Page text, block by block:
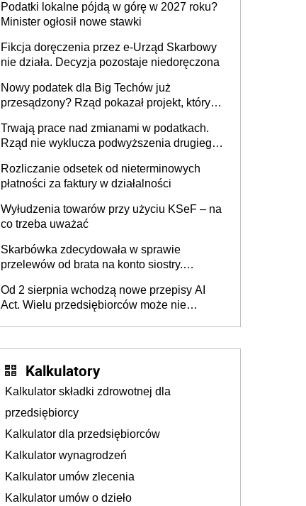
umowy cywilnoprawnej jedynym
racjonalnym wyjściem
Podatki lokalne pójdą w górę w 2027 roku?
Minister ogłosił nowe stawki
Fikcja doręczenia przez e-Urząd Skarbowy
nie działa. Decyzja pozostaje niedoręczona
Nowy podatek dla Big Techów już
przesądzony? Rząd pokazał projekt, który
Trwają prace nad zmianami w podatkach.
Rząd nie wyklucza podwyższenia drugiego
Rozliczanie odsetek od nieterminowych
płatności za faktury w działalności
Wyłudzenia towarów przy użyciu KSeF – na
co trzeba uważać
Skarbówka zdecydowała w sprawie
przelewów od brata na konto siostry.
darowizna, ale podatku jednak nie będzie
Od 2 sierpnia wchodzą nowe przepisy AI
Act. Wielu przedsiębiorców może nie
Kalkulatory
Kalkulator składki zdrowotnej dla
przedsiębiorcy
Kalkulator dla przedsiębiorców
Kalkulator wynagrodzeń
Kalkulator umów zlecenia
Kalkulator umów o dzieło